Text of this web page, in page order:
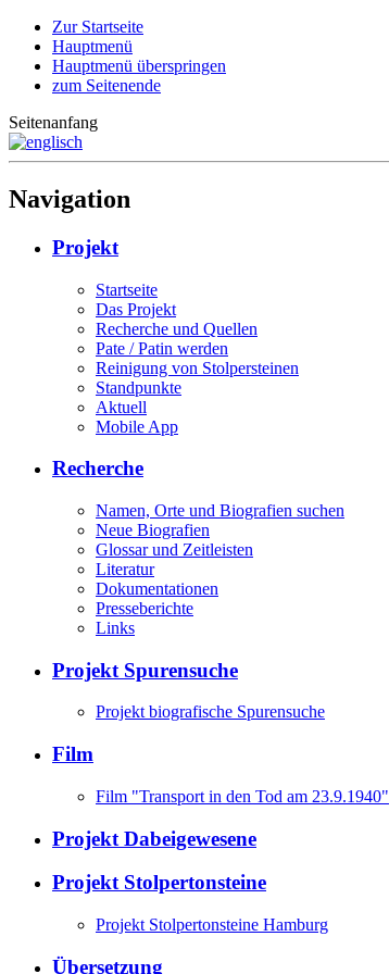
Zur Startseite
Hauptmenü
Hauptmenü überspringen
zum Seitenende
Seitenanfang
Navigation
Projekt
Startseite
Das Projekt
Recherche und Quellen
Pate / Patin werden
Reinigung von Stolpersteinen
Standpunkte
Aktuell
Mobile App
Recherche
Namen, Orte und Biografien suchen
Neue Biografien
Glossar und Zeitleisten
Literatur
Dokumentationen
Presseberichte
Links
Projekt Spurensuche
Projekt biografische Spurensuche
Film
Film "Transport in den Tod am 23.9.1940"
Projekt Dabeigewesene
Projekt Stolpertonsteine
Projekt Stolpertonsteine Hamburg
Übersetzung